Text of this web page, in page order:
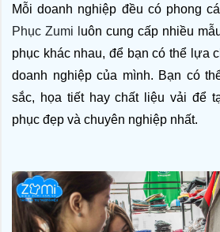
Mỗi doanh nghiệp đều có phong
Phục Zumi l uôn cung cấp nhiều
phục khác nhau, để bạn có thể lựa
doanh nghiệp của mình. Bạn có
sắc, họa tiết hay chất liệu vải để
phục đẹp và chuyên nghiệp nhất.